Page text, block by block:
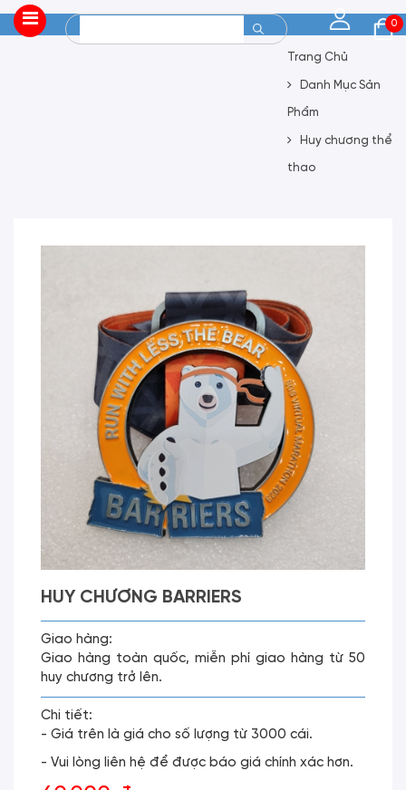
0
Trang Chủ
Danh Mục Sản
Phẩm
Huy chương thể
thao
HUY CHƯƠNG BARRIERS
Giao hàng:
Giao hàng toàn quốc, miễn phí giao hàng từ 50
huy chương trở lên.
Chi tiết:
- Giá trên là giá cho số lượng từ 3000 cái.
- Vui lòng liên hệ để được báo giá chính xác hơn.